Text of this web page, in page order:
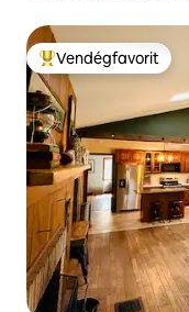
Kiemelt vendégfavorit
Vendégfavorit